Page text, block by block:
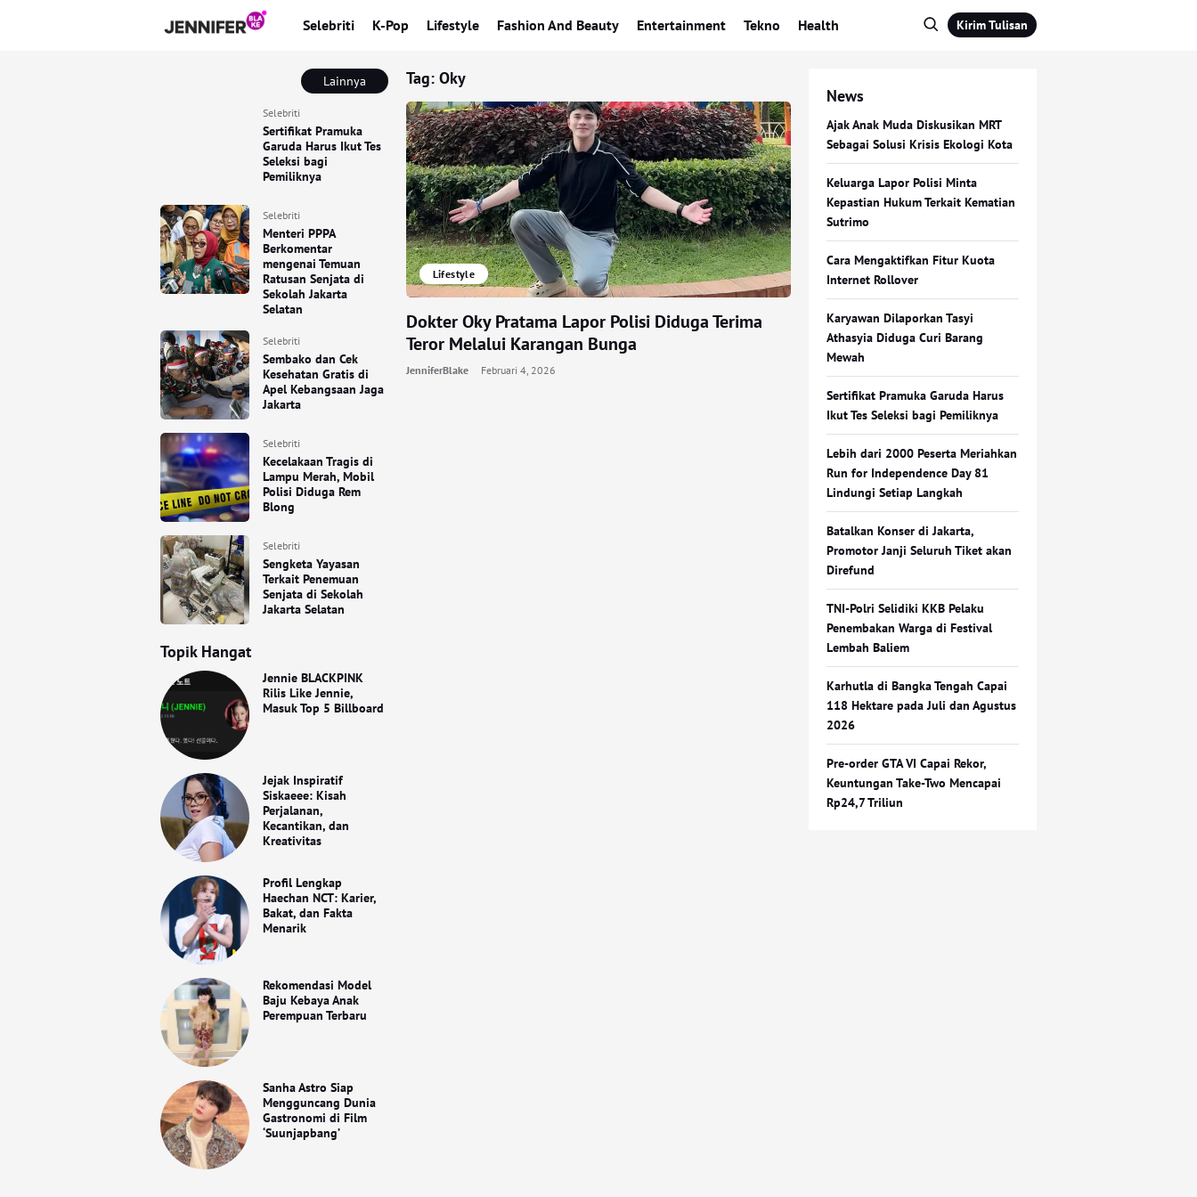
Selebriti K-Pop Lifestyle Fashion And Beauty Entertainment Tekno Health Kirim Tulisan
Lainnya
Selebriti
Sertifikat Pramuka
Garuda Harus Ikut Tes
Seleksi bagi
Pemiliknya
Selebriti
Menteri PPPA
Berkomentar
mengenai Temuan
Ratusan Senjata di
Sekolah Jakarta
Selatan
Selebriti
Sembako dan Cek
Kesehatan Gratis di
Apel Kebangsaan Jaga
Jakarta
Selebriti
Kecelakaan Tragis di
Lampu Merah, Mobil
Polisi Diduga Rem
Blong
Selebriti
Sengketa Yayasan
Terkait Penemuan
Senjata di Sekolah
Jakarta Selatan
Topik Hangat
Jennie BLACKPINK
Rilis Like Jennie,
Masuk Top 5 Billboard
Jejak Inspiratif
Siskaeee: Kisah
Perjalanan,
Kecantikan, dan
Kreativitas
Profil Lengkap
Haechan NCT: Karier,
Bakat, dan Fakta
Menarik
Rekomendasi Model
Baju Kebaya Anak
Perempuan Terbaru
Sanha Astro Siap
Mengguncang Dunia
Gastronomi di Film
‘Suunjapbang’
Tag: Oky
Lifestyle
Dokter Oky Pratama Lapor Polisi Diduga Terima
Teror Melalui Karangan Bunga
JenniferBlake Februari 4, 2026
News
Ajak Anak Muda Diskusikan MRT
Sebagai Solusi Krisis Ekologi Kota
Keluarga Lapor Polisi Minta
Kepastian Hukum Terkait Kematian
Sutrimo
Cara Mengaktifkan Fitur Kuota
Internet Rollover
Karyawan Dilaporkan Tasyi
Athasyia Diduga Curi Barang
Mewah
Sertifikat Pramuka Garuda Harus
Ikut Tes Seleksi bagi Pemiliknya
Lebih dari 2000 Peserta Meriahkan
Run for Independence Day 81
Lindungi Setiap Langkah
Batalkan Konser di Jakarta,
Promotor Janji Seluruh Tiket akan
Direfund
TNI-Polri Selidiki KKB Pelaku
Penembakan Warga di Festival
Lembah Baliem
Karhutla di Bangka Tengah Capai
118 Hektare pada Juli dan Agustus
2026
Pre-order GTA VI Capai Rekor,
Keuntungan Take-Two Mencapai
Rp24,7 Triliun